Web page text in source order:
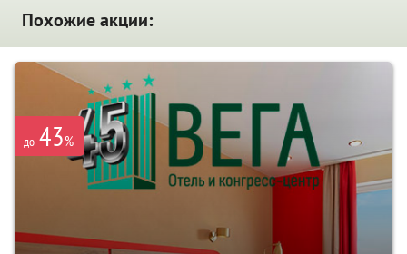
Похожие акции:
до 43%